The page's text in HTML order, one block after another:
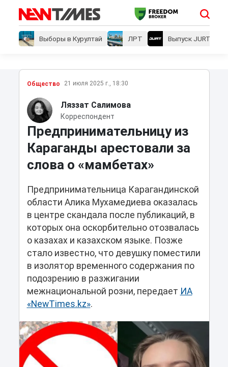
Выборы в Курултай ЛРТ Выпуск JURT
Общество 21 июля 2025 г., 18:30
Ляззат Салимова
Корреспондент
Предпринимательницу из
Караганды арестовали за
слова о «мамбeтах»
Предпринимательница Карагандинской
области Алика Мухамедиева оказалась
в центре скандала после публикаций, в
которых она оскорбительно отозвалась
о казахах и казахском языке. Позже
стало известно, что девушку поместили
в изолятор временного содержания по
подозрению в разжигании
межнациональной розни, передает ИА
«NewTimes.kz».